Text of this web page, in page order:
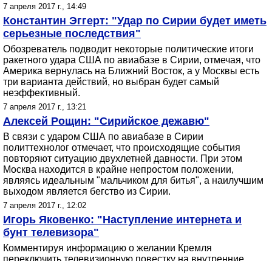
7 апреля 2017 г., 14:49
Константин Эггерт: "Удар по Сирии будет иметь
серьезные последствия"
Обозреватель подводит некоторые политические итоги
ракетного удара США по авиабазе в Сирии, отмечая, что
Америка вернулась на Ближний Восток, а у Москвы есть
три варианта действий, но выбран будет самый
неэффективный.
7 апреля 2017 г., 13:21
Алексей Рощин: "Сирийское дежавю"
В связи с ударом США по авиабазе в Сирии
политтехнолог отмечает, что происходящие события
повторяют ситуацию двухлетней давности. При этом
Москва находится в крайне непростом положении,
являясь идеальным "мальчиком для битья", а наилучшим
выходом является бегство из Сирии.
7 апреля 2017 г., 12:02
Игорь Яковенко: "Наступление интернета и
бунт телевизора"
Комментируя информацию о желании Кремля
переключить телевизионную повестку на внутренние